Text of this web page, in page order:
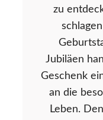
zu
Jubiläen
Geschenk
an die
Leben.